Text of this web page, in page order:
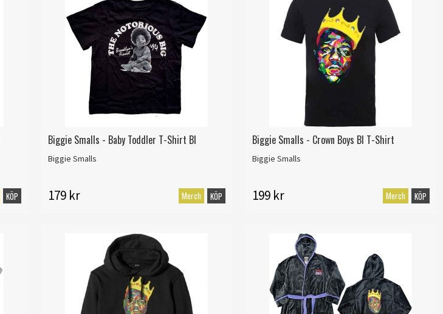
KÖP
Biggie Smalls - Baby Toddler T-Shirt Bl
Biggie Smalls
179 kr Merch KÖP
Biggie Smalls - Crown Boys Bl T-Shirt
Biggie Smalls
199 kr Merch KÖP